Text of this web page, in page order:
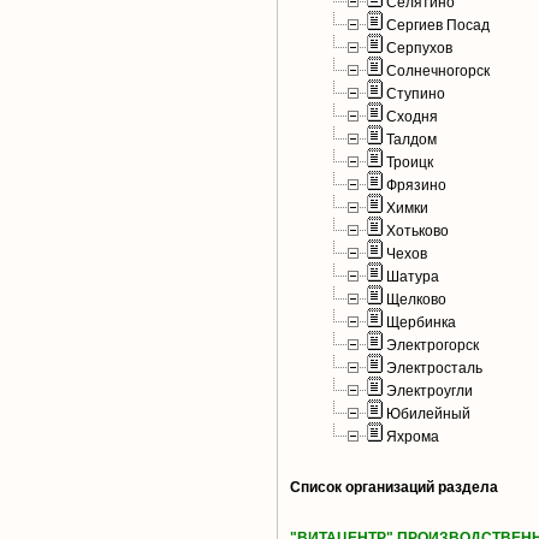
Сергиев Посад
Серпухов
Солнечногорск
Ступино
Сходня
Талдом
Троицк
Фрязино
Химки
Хотьково
Чехов
Шатура
Щелково
Щербинка
Электрогорск
Электросталь
Электроугли
Юбилейный
Яхрома
Список организаций раздела